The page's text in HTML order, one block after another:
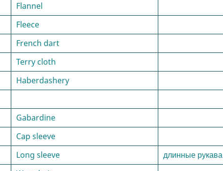
Flannel
Fleece
French dart
Terry cloth
Haberdashery
Gabardine
Cap sleeve
Long sleeve
длинные рукава